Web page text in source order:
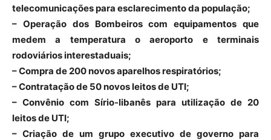
telecomunicações para esclarecimento da população;
– Operação dos Bombeiros com equipamentos que
medem a temperatura o aeroporto e terminais
rodoviários interestaduais;
– Compra de 200 novos aparelhos respiratórios;
– Contratação de 50 novos leitos de UTI;
– Convênio com Sírio-libanês para utilização de 20
leitos de UTI;
– Criação de um grupo executivo de governo para